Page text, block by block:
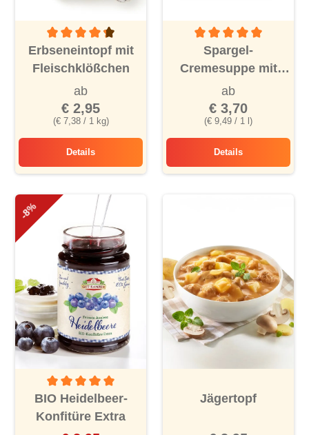
Durchschnittliche Bewertung von 4.2 von 5 Sternen
Erbseneintopf mit
Fleischklößchen
(€ 7,38 / 1 kg)
ab
€ 2,95
Details
Erbseneintopf mit Fleischklößchen
Durchschnittliche
Spargel-
Cremesuppe mit
Schinken
(€ 9,49 / 1 l)
ab
€ 3,70
Details
Spargel-
-8%
Durchschnittliche Bewertung von 5 von 5 Sternen
BIO Heidelbeer-
Konfitüre Extra
Jägertopf